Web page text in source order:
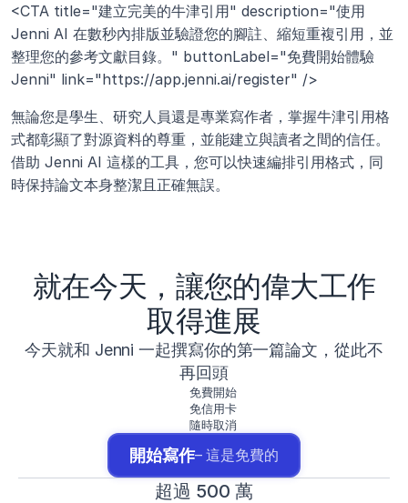
<CTA title="建立完美的牛津引用" description="使用
Jenni AI 在數秒內排版並驗證您的腳註、縮短重複引用，並
整理您的參考文獻目錄。" buttonLabel="免費開始體驗
Jenni" link="https://app.jenni.ai/register" />
無論您是學生、研究人員還是專業寫作者，掌握牛津引用格
式都彰顯了對源資料的尊重，並能建立與讀者之間的信任。
借助 Jenni AI 這樣的工具，您可以快速編排引用格式，同
時保持論文本身整潔且正確無誤。
就在今天，讓您的偉大工作
取得進展
今天就和 Jenni 一起撰寫你的第一篇論文，從此不
再回頭
免費開始
免信用卡
隨時取消
開始寫作– 這是免費的
超過 500 萬